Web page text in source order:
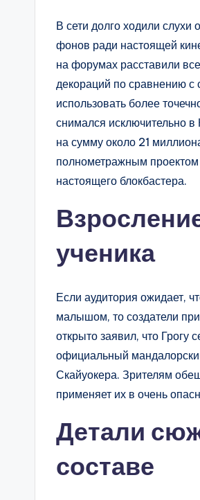
В сети долго ходили слухи
фонов ради настоящей
на форумах расставили
декораций по сравнению с
использовать более
снимался исключительно в
на сумму около 21
полнометражным проектом
настоящего блокбастера.
ученика
Если аудитория ожидает,
малышом, то создатели
открыто заявил, что Грогу
официальный
Скайуокера. Зрителям
применяет их в очень
Детали
составе